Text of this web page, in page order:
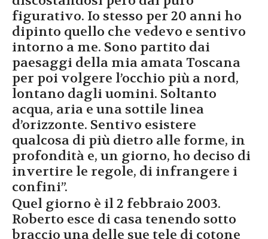
figurativo. Io stesso per 20 anni ho
dipinto quello che vedevo e sentivo
intorno a me. Sono partito dai
paesaggi della mia amata Toscana
per poi volgere l’occhio più a nord,
lontano dagli uomini. Soltanto
acqua, aria e una sottile linea
d’orizzonte. Sentivo esistere
qualcosa di più dietro alle forme, in
profondità e, un giorno, ho deciso di
invertire le regole, di infrangere i
confini”.
Quel giorno è il 2 febbraio 2003.
Roberto esce di casa tenendo sotto
braccio una delle sue tele di cotone